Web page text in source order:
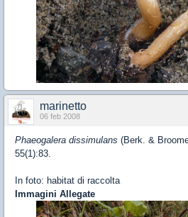
marinetto
06 feb 2008
Phaeogalera dissimulans (Berk. &
55(1):83.
In foto: habitat di raccolta
Immagini Allegate